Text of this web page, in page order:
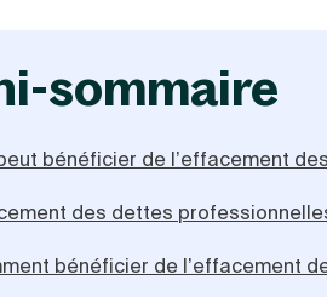
sommaire
bénéficier de l’effacement
des dettes
bénéficier de l’effacement